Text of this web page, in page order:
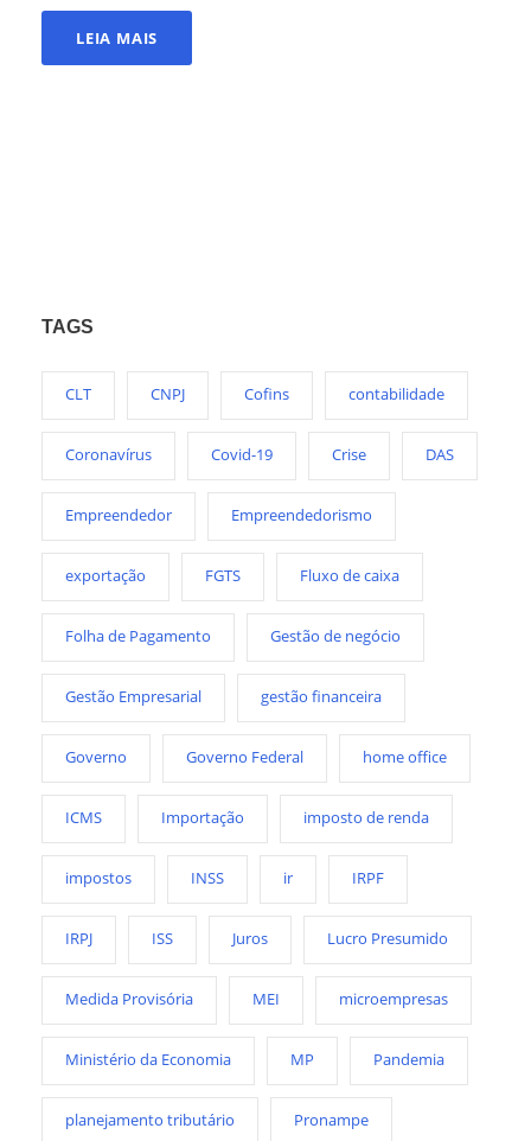
LEIA MAIS
TAGS
CLT CNPJ Cofins contabilidade
Coronavírus Covid-19 Crise DAS
Empreendedor Empreendedorismo
exportação FGTS Fluxo de caixa
Folha de Pagamento Gestão de negócio
Gestão Empresarial gestão financeira
Governo Governo Federal home office
ICMS Importação imposto de renda
impostos INSS ir IRPF
IRPJ ISS Juros Lucro Presumido
Medida Provisória MEI microempresas
Ministério da Economia MP Pandemia
planejamento tributário Pronampe